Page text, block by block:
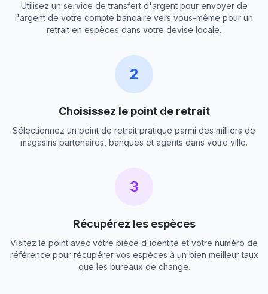
Utilisez un service de transfert d'argent pour envoyer de
l'argent de votre compte bancaire vers vous-même pour un
retrait en espèces dans votre devise locale.
2
Choisissez le point de retrait
Sélectionnez un point de retrait pratique parmi des milliers de
magasins partenaires, banques et agents dans votre ville.
3
Récupérez les espèces
Visitez le point avec votre pièce d'identité et votre numéro de
référence pour récupérer vos espèces à un bien meilleur taux
que les bureaux de change.